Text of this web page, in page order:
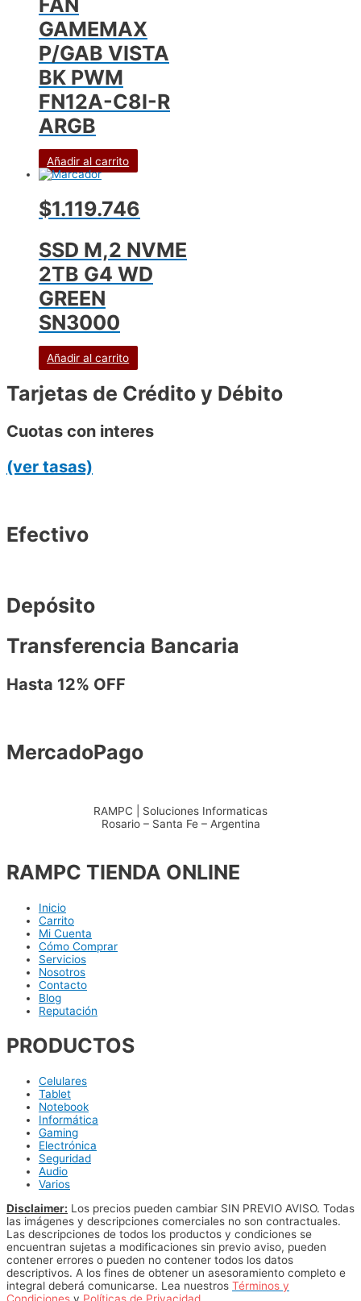
GAMEMAX
P/GAB VISTA
BK PWM
FN12A-C8I-R
ARGB
Añadir al carrito
$1.119.746
SSD M,2 NVME
2TB G4 WD
GREEN
SN3000
Añadir al carrito
Tarjetas de Crédito y Débito
Cuotas con interes
(ver tasas)
Efectivo
Depósito
Transferencia Bancaria
Hasta 12% OFF
MercadoPago
RAMPC | Soluciones Informaticas
Rosario – Santa Fe – Argentina
RAMPC TIENDA ONLINE
Inicio
Carrito
Mi Cuenta
Cómo Comprar
Servicios
Nosotros
Contacto
Blog
Reputación
PRODUCTOS
Celulares
Tablet
Notebook
Informática
Gaming
Electrónica
Seguridad
Audio
Varios
Disclaimer: Los precios pueden cambiar SIN PREVIO AVISO. Todas
las imágenes y descripciones comerciales no son contractuales.
Las descripciones de todos los productos y condiciones se
encuentran sujetas a modificaciones sin previo aviso, pueden
contener errores o pueden no contener todos los datos
descriptivos. A los fines de obtener un asesoramiento completo e
integral deberá comunicarse. Lea nuestros Términos y